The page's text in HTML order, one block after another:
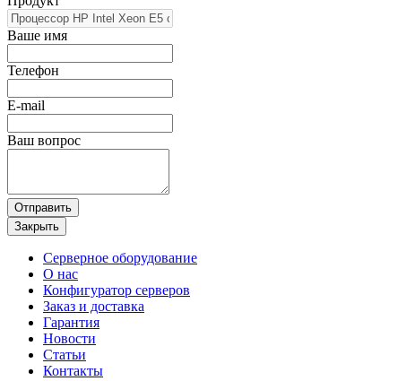
Ваше имя
Телефон
E-mail
Ваш вопрос
Отправить
Закрыть
Серверное оборудование
О нас
Конфигуратор серверов
Заказ и доставка
Гарантия
Новости
Статьи
Контакты